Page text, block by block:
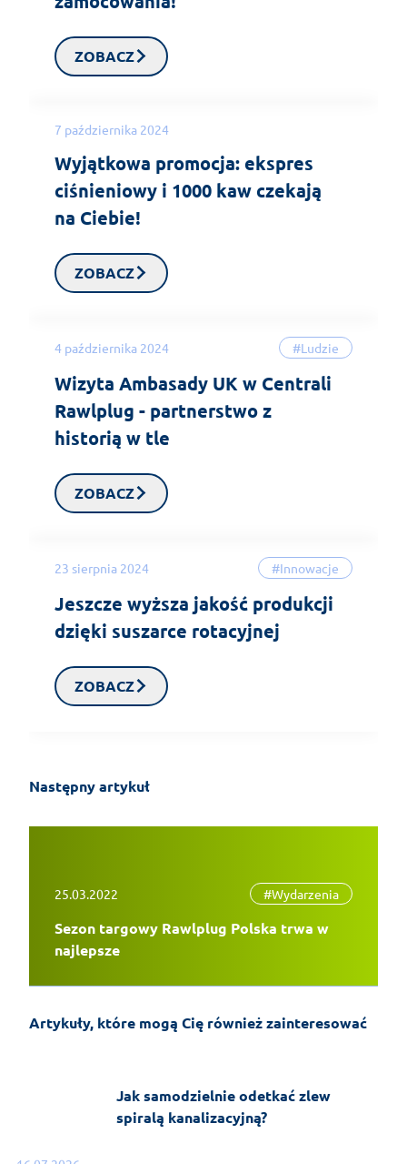
ZOBACZ
7 października 2024
Wyjątkowa promocja: ekspres
ciśnieniowy i 1000 kaw czekają
na Ciebie!
ZOBACZ
4 października 2024 #Ludzie
Wizyta Ambasady UK w Centrali
Rawlplug - partnerstwo z
historią w tle
ZOBACZ
23 sierpnia 2024 #Innowacje
Jeszcze wyższa jakość produkcji
dzięki suszarce rotacyjnej
ZOBACZ
Następny artykuł
25.03.2022 #Wydarzenia
Sezon targowy Rawlplug Polska trwa w
najlepsze
Artykuły, które mogą Cię również zainteresować
Jak samodzielnie odetkać zlew
spiralą kanalizacyjną?